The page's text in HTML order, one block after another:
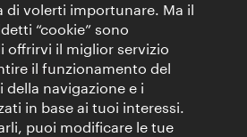
dei dati
di volerti importunare. Ma il
“cookie” sono
offrirvi il miglior servizio
il funzionamento del
della navigazione e i
in base ai tuoi interessi.
puoi modificare le tue